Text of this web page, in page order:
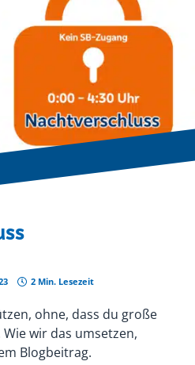
2 Min. Lesezeit
ohne, dass du große
wir das umsetzen,
Blogbeitrag.